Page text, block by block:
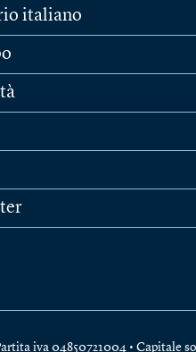
italiano
iva 04850721004 • Capitale